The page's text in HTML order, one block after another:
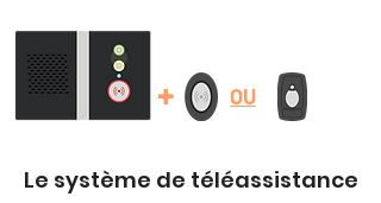
+ OU
Le système de téléassistance